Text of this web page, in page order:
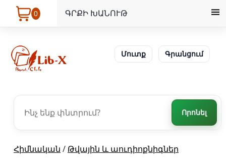
0 ԳՐՔԻ ԽԱՆՈՒԹ
Մուտք Գրանցում
Որոնել
Հիմնական / Թվային և աուդիոքնիգներ